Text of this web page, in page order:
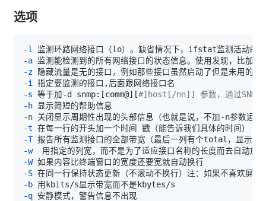
选项
-l
-a 监测能检测到的所有网络接口的状态信息。使用发现，比
-z
-i
-s 等于加-d snmp: [comm@] [#]host[/nn]] 参数，通过SNMP
-h
-n
-t
-T
-w
-W
-S
-b
-q